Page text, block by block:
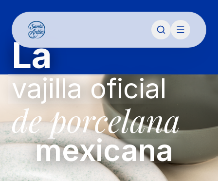
La
vajilla oficial
de porcelana
mexicana